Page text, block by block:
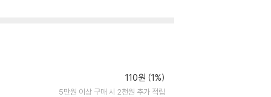
110원 (1%)
5만원 이상 구매 시 2천원 추가 적립